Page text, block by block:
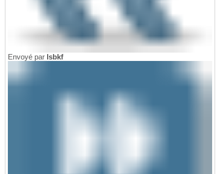
Envoyé par lsbkf